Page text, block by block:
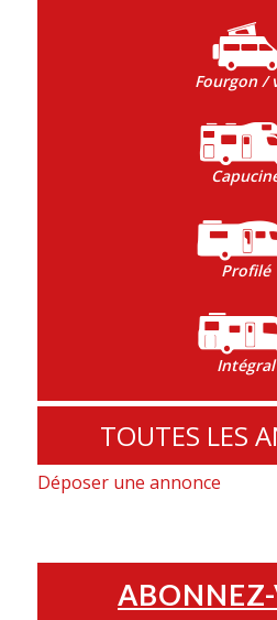
Fourgon /
Profilé
Intégral
TOUTES LES
Déposer une annonce